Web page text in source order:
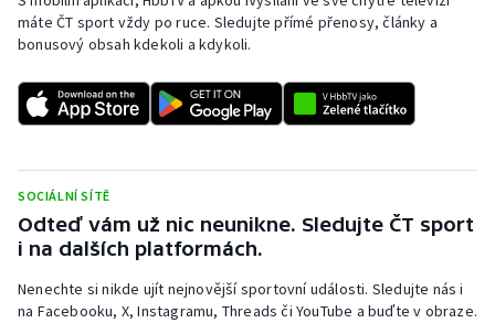
máte ČT sport vždy po ruce. Sledujte přímé přenosy, články a
bonusový obsah kdekoli a kdykoli.
SOCIÁLNÍ SÍTĚ
Odteď vám už nic neunikne. Sledujte ČT sport
i na dalších platformách.
Nenechte si nikde ujít nejnovější sportovní události. Sledujte nás i
na Facebooku, X, Instagramu, Threads či YouTube a buďte v obraze.